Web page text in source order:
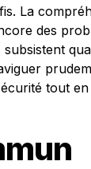
La
des
tout